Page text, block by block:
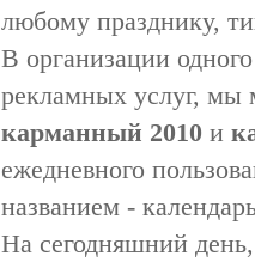
любому празднику,
В организации
рекламных услуг,
карманный 2010 и
ежедневного
названием -
На сегодняшний